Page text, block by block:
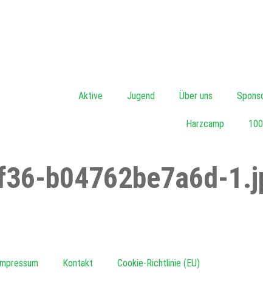
Aktive Jugend Über uns
Harzcamp
b04762be7a6d-
Kontakt Cookie-Richtlinie (EU)